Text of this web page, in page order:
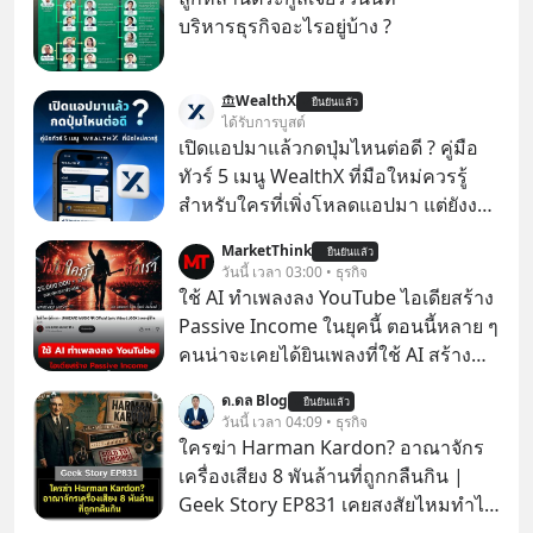
บริหารธุรกิจอะไรอยู่บ้าง ?
WealthX ยืนยันแล้ว
ได้รับการบูสต์
เปิดแอปมาแล้วกดปุ่มไหนต่อดี ? คู่มือ
ทัวร์ 5 เมนู WealthX ที่มือใหม่ควรรู้
สำหรับใครที่เพิ่งโหลดแอปมา แต่ยังงง
เลย WealthX จะขอพาไปทัวร์ 5 เมนู
หลัก ที่จะทำให้คุณใช้งานแอปเป็นได้ใน
ทันที
MarketThink ยืนยันแล้ว
วันนี้ เวลา 03:00 • ธุรกิจ
ใช้ AI ทำเพลงลง YouTube ไอเดียสร้าง
Passive Income ในยุคนี้ ตอนนี้หลาย ๆ
คนน่าจะเคยได้ยินเพลงที่ใช้ AI สร้าง
รู้ตัวเรา” จากช่องชื่อว่า UNHEARD
MUSIC ที่ตอนนี้มียอดรับชมกว่า 26
ล้านครั้งแล้ว
ด.ดล Blog ยืนยันแล้ว
วันนี้ เวลา 04:09 • ธุรกิจ
ใครฆ่า Harman Kardon? อาณาจักร
เครื่องเสียง 8 พันล้านที่ถูกกลืนกิน |
Geek Story EP831 เคยสงสัยไหมทำไม